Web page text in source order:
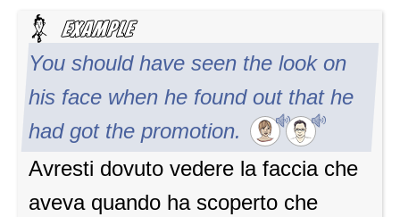
You should have seen the look on
his face when he found out that he
had got the promotion.
Avresti dovuto vedere la faccia che
aveva quando ha scoperto che